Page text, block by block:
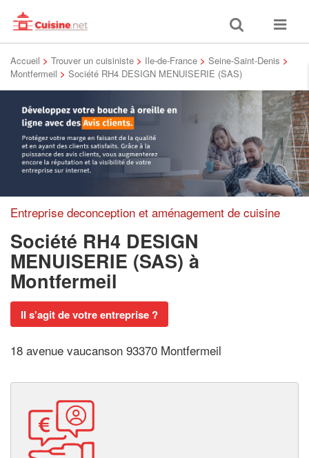
Toggle
search
Toggle
Accueil > Trouver un cuisiniste > Ile-de-France > Seine-Saint-Denis >
Montfermeil > Société RH4 DESIGN MENUISERIE (SAS)
Entreprise deconception et aménagement de cuisine
Société RH4 DESIGN
MENUISERIE (SAS) à
Montfermeil
Il s'agit de votre entreprise ?
18 avenue vaucanson 93370 Montfermeil